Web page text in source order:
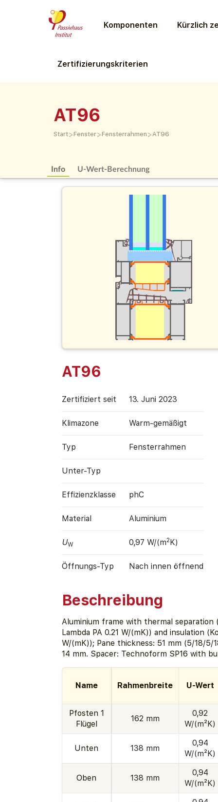
Komponenten Kürzlich
Zertifizierungs­kriterien
AT96
Start> Fenster> Fensterrahmen >AT96
Info U-Wert-Berechnung
AT96
Zertifiziert seit 13. Juni 2023
Klimazone Warm-gemäßigt
Typ Fensterrahmen
Unter-Typ
Effizienz­klasse phC
Material Aluminium
UW 0,97 W/(m2K)
Öffnungs-Typ Nach innen öffnend
Beschreibung
Aluminium frame with thermal separation
Lambda PA 0.21 W/(mK)) and insulation
W/(mK)); Pane thickness: 51 mm (5/18/
14 mm. Spacer: Technoform SP16 with
Name Rahmenbreite U-Wert
Pfosten 1
Flügel
162 mm
0,92
W/(m²K)
Unten 138 mm
0,94
W/(m²K)
Oben 138 mm
0,94
W/(m²K)